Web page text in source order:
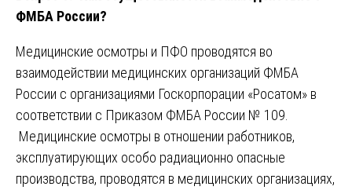
ФМБА России?
Медицинские осмотры и ПФО проводятся во
взаимодействии медицинских организаций ФМБА
России с организациями Госкорпорации «Росатом» в
соответствии с Приказом ФМБА России № 109.
Медицинские осмотры в отношении работников,
эксплуатирующих особо радиационно опасные
производства, проводятся в медицинских организациях,